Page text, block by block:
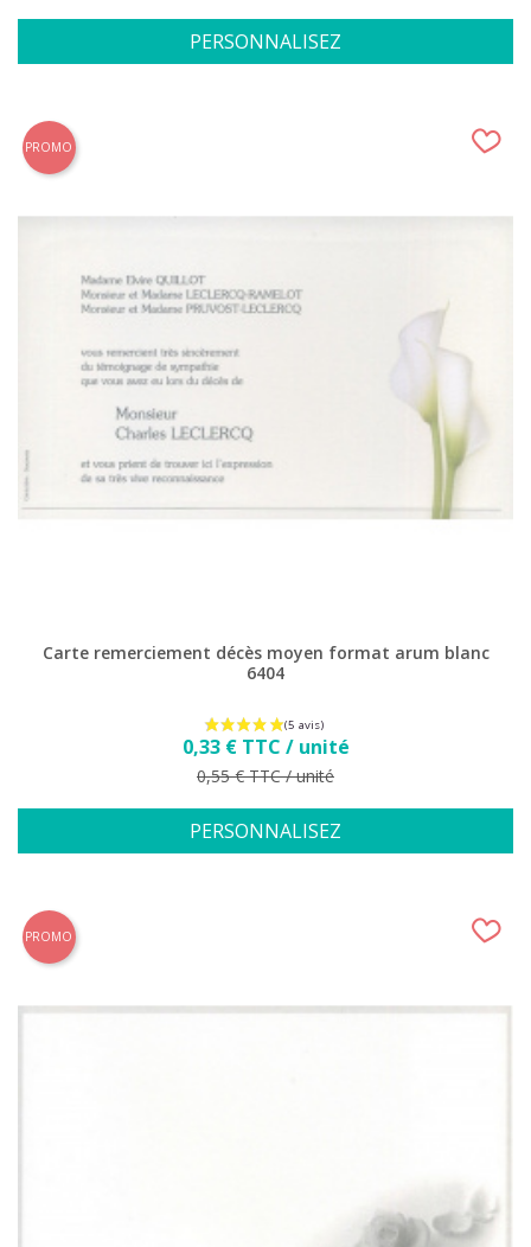
(9 avis)
PERSONNALISEZ
Carte remerciement décès moyen format arum blanc
6404
Prix
0,33 € TTC / unité
Prix de base
0,55 € TTC / unité
PERSONNALISEZ
PROMO
PROMO